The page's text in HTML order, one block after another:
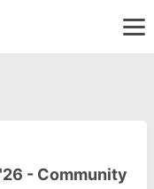
- Community